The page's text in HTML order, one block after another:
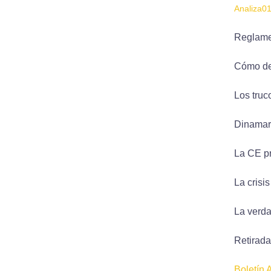
Cómo
Los
La CE
La
La